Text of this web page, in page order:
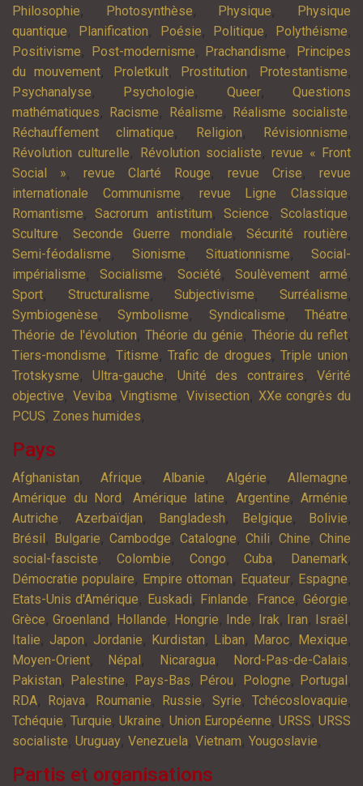
Philosophie, Photosynthèse, Physique,
Physique
quantique, Planification, Poésie, Politique, Polythéisme,
Positivisme, Post-modernisme, Prachandisme,
Principes
du mouvement, Proletkult, Prostitution, Protestantisme,
Psychanalyse, Psychologie, Queer,Questions
mathématiques, Racisme, Réalisme, Réalisme socialiste,
Réchauffement climatique, Religion, Révisionnisme,
Révolution culturelle, Révolution socialiste,revue « Front
Social », revue Clarté Rouge, revue Crise, revue
internationale Communisme, revue Ligne Classique,
Romantisme,Sacrorum antistitum, Science, Scolastique,
Sculture, Seconde Guerre mondiale,Sécurité routière,
Semi-féodalisme, Sionisme,Situationnisme,Social-
impérialisme,Socialisme, Société, Soulèvement armé,
Sport, Structuralisme,Subjectivisme,Surréalisme,
Symbiogenèse,Symbolisme, Syndicalisme,Théatre,
Théorie de l'évolution,Théorie du génie, Théorie du reflet,
Tiers-mondisme, Titisme,Trafic de drogues,Triple union,
Trotskysme,Ultra-gauche, Unité des contraires,Vérité
objective, Veviba,Vingtisme,Vivisection, XXe congrès du
PCUS, Zones humides,
Pays
Afghanistan, Afrique, Albanie, Algérie, Allemagne,
Amérique du Nord , Amérique latine, Argentine, Arménie,
Autriche, Azerbaïdjan, Bangladesh, Belgique, Bolivie,
Brésil , Bulgarie, Cambodge, Catalogne, Chili, Chine, Chine
social-fasciste, Colombie, Congo,Cuba, Danemark,
Démocratie populaire, Empire ottoman, Equateur, Espagne,
Etats-Unis d'Amérique, Euskadi, Finlande, France,Géorgie,
Grèce, Groenland , Hollande, Hongrie, Inde, Irak, Iran, Israël ,
Italie, Japon, Jordanie, Kurdistan, Liban, Maroc, Mexique,
Moyen-Orient, Népal , Nicaragua, Nord-Pas-de-Calais,
Pakistan, Palestine, Pays-Bas, Pérou, Pologne, Portugal ,
RDA, Rojava, Roumanie, Russie, Syrie, Tchécoslovaquie,
Tchéquie,Turquie,Ukraine, Union Européenne, URSS,URSS
socialiste, Uruguay, Venezuela, Vietnam, Yougoslavie,
Partis et organisations